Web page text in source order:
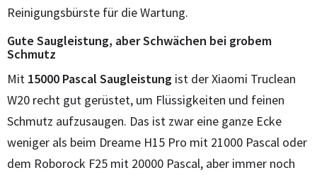
Reinigungsbürste für die Wartung.
Gute Saugleistung, aber Schwächen bei grobem
Schmutz
Mit 15000 Pascal Saugleistung ist der Xiaomi Truclean
W20 recht gut gerüstet, um Flüssigkeiten und feinen
Schmutz aufzusaugen. Das ist zwar eine ganze Ecke
weniger als beim Dreame H15 Pro mit 21000 Pascal oder
dem Roborock F25 mit 20000 Pascal, aber immer noch